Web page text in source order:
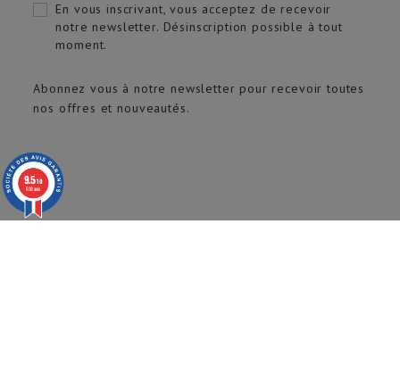
Abonnez vous à notre newsletter pour recevoir toutes
nos offres et nouveautés.
En vous inscrivant, vous acceptez de recevoir
notre newsletter. Désinscription possible à tout
moment.
9.5/10
618 avis